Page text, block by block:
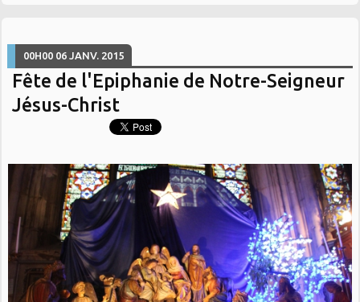
00H00 06 JANV. 2015
Fête de l'Epiphanie de Notre-Seigneur
Jésus-Christ